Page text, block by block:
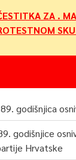
ZA .
godišnjica
godišnjice
Hrvatske